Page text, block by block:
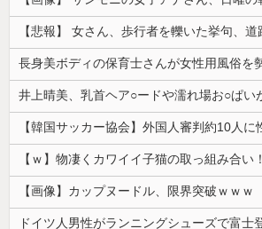
【ｗ】物凄くカワイイ子猫の取っ組み合い！
【画像】カップヌードル、限界突破ｗｗｗ